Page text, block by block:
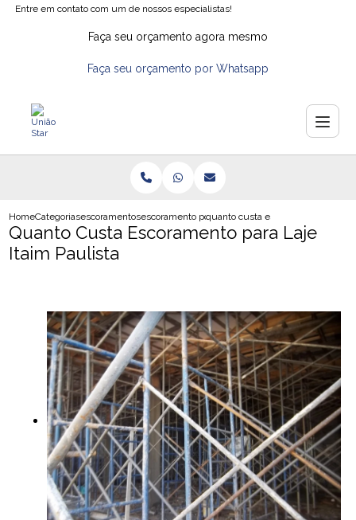
Entre em contato com um de nossos especialistas!
Faça seu orçamento agora mesmo
Faça seu orçamento por Whatsapp
HomeCategoriasescoramentosescoramento pontaleteamentoquanto custa escoramento para
Quanto Custa Escoramento para Laje
Itaim Paulista